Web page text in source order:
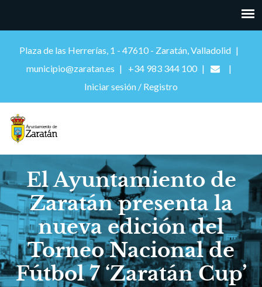
Plaza de las Herrerías, 1 - 47610 - Zaratán, Valladolid
municipio@zaratan.es
+34 983 344 100
Iniciar sesión / Registro
El Ayuntamiento de
Zaratán presenta la
nueva edición del
Torneo Nacional de
Fútbol 7 ‘Zaratán Cup’